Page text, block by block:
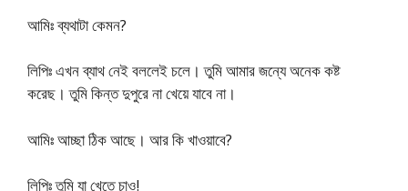
আমিঃ ব্যথাটা কেমন?
লিপিঃ এখন ব্যাথ নেই বললেই চলে। তুমি আমার জন্যে অনেক কষ্ট
করেছ। তুমি কিন্ত দুপুরে না খেয়ে যাবে না।
আমিঃ আচ্ছা ঠিক আছে। আর কি খাওয়াবে?
লিপিঃ তুমি যা খেতে চাও!